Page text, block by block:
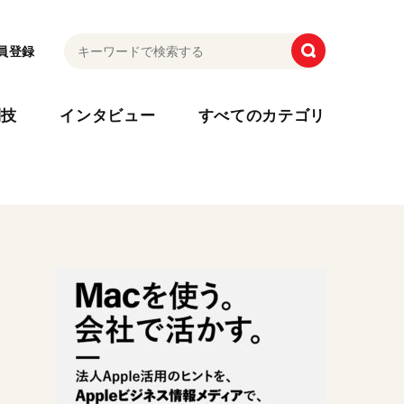
登録
インタビュー すべてのカテゴリ